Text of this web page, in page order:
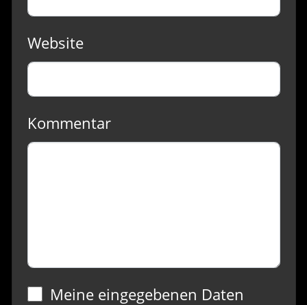
Website
Kommentar
Meine eingegebenen Daten